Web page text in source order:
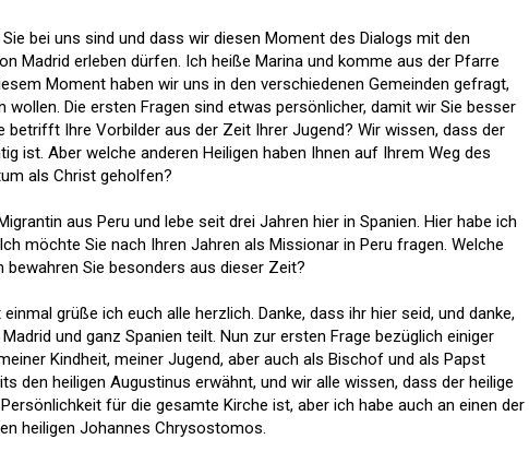
bei uns sind und dass wir diesen Moment des Dialogs mit den
Madrid erleben dürfen. Ich heiße Marina und komme aus der Pfarre
Moment haben wir uns in den verschiedenen Gemeinden gefragt,
wollen. Die ersten Fragen sind etwas persönlicher, damit wir Sie besser
betrifft Ihre Vorbilder aus der Zeit Ihrer Jugend? Wir wissen, dass der
ist. Aber welche anderen Heiligen haben Ihnen auf Ihrem Weg des
als Christ geholfen?
aus Peru und lebe seit drei Jahren hier in Spanien. Hier habe ich
möchte Sie nach Ihren Jahren als Missionar in Peru fragen. Welche
bewahren Sie besonders aus dieser Zeit?
grüße ich euch alle herzlich. Danke, dass ihr hier seid, und danke,
und ganz Spanien teilt. Nun zur ersten Frage bezüglich einiger
Kindheit, meiner Jugend, aber auch als Bischof und als Papst
den heiligen Augustinus erwähnt, und wir alle wissen, dass der heilige
für die gesamte Kirche ist, aber ich habe auch an einen der
heiligen Johannes Chrysostomos.